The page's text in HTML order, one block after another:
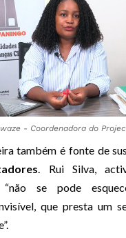
- Coordenadora do
também é fonte de
. Rui Silva,
se pode
que presta um